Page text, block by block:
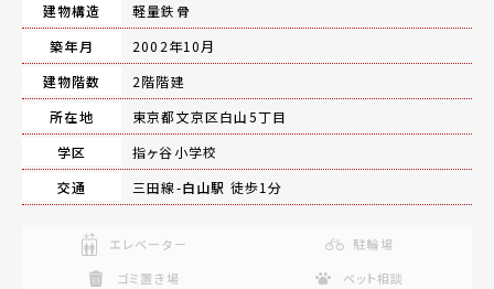
建物構造
軽量鉄骨
築年月
2002年10月
建物階数
2階階建
所在地
東京都文京区白山5丁目
学区
指ヶ谷小学校
交通
三田線-白山駅 徒歩1分
エレベーター
駐輪場
ゴミ置き場
ペット相談